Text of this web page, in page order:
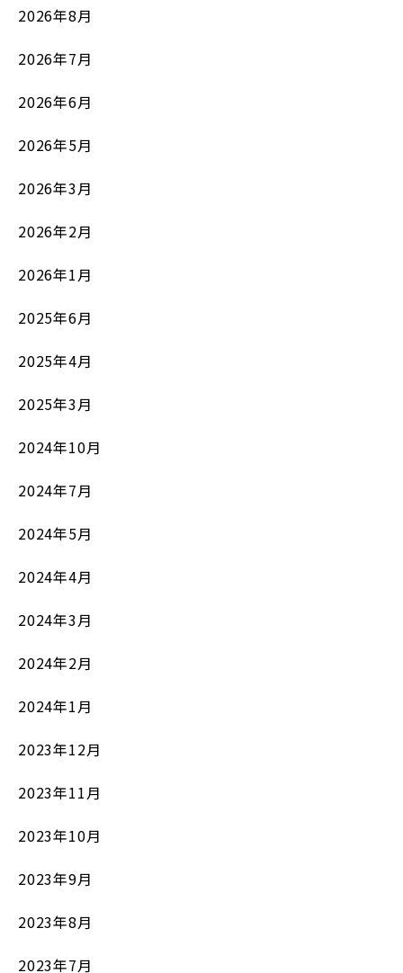
2026年8月
2026年7月
2026年6月
2026年5月
2026年3月
2026年2月
2026年1月
2025年6月
2025年4月
2025年3月
2024年10月
2024年7月
2024年5月
2024年4月
2024年3月
2024年2月
2024年1月
2023年12月
2023年11月
2023年10月
2023年9月
2023年8月
2023年7月